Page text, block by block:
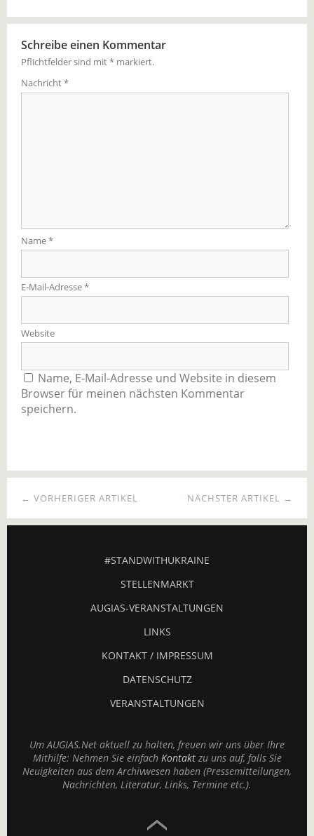
Schreibe einen Kommentar
Pflichtfelder sind mit* markiert.
Nachricht*
Name*
E-Mail-Adresse*
Website
Name, E-Mail-Adresse und Website in diesem
Browser für meinen nächsten Kommentar
speichern.
NÄCHSTER ARTIKEL →
← VORHERIGER ARTIKEL
#STANDWITHUKRAINE
STELLENMARKT
AUGIAS-VERANSTALTUNGEN
LINKS
KONTAKT / IMPRESSUM
DATENSCHUTZ
VERANSTALTUNGEN
Um AUGIAS.Net aktuell zu halten, freuen wir uns über Ihre
Mithilfe: Nehmen Sie einfach Kontaktzu uns auf, falls Sie
Neuigkeiten aus dem Archivwesen haben (Pressemitteilungen,
Nachrichten, Literatur, Links, Termine etc.).